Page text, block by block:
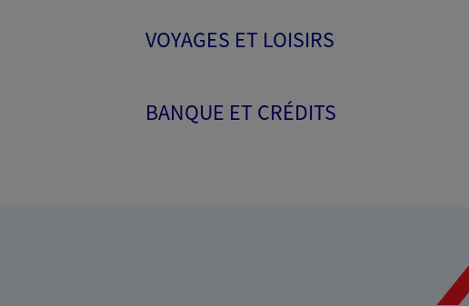
VOYAGES ET LOISIRS
BANQUE ET CRÉDITS